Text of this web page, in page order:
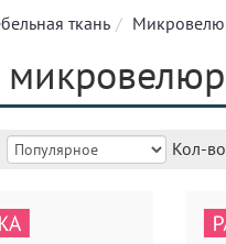
ткань
Кол-во